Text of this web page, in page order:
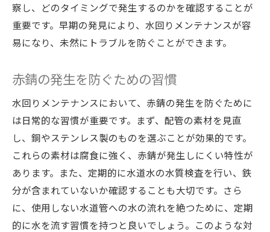
察し、どのタイミングで発生するのかを確認することが
重要です。早期の発見により、水回りメンテナンスが容
易になり、未然にトラブルを防ぐことができます。
赤錆の発生を防ぐための習慣
水回りメンテナンスにおいて、赤錆の発生を防ぐために
は日常的な習慣が重要です。まず、配管の素材を見直
し、銅やステンレス製のものを選ぶことが効果的です。
これらの素材は腐食に強く、赤錆が発生しにくい特性が
あります。また、定期的に水道水の水質検査を行い、鉄
分が含まれていないか確認することも大切です。さら
に、使用しない水道管への水の流れを絶つために、定期
的に水を流す習慣を持つと良いでしょう。このような対